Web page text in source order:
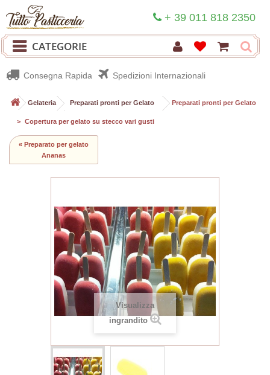
+ 39 011 818 2350
CATEGORIE
Consegna Rapida Spedizioni Internazionali
> Gelateria >Preparati pronti per Gelato > Preparati pronti per Gelato
> Copertura per gelato su stecco vari gusti
« Preparato per gelato
Ananas
Visualizza
ingrandito